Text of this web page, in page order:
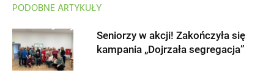
PODOBNE ARTYKUŁY
Seniorzy w akcji! Zakończyła się
kampania „Dojrzała segregacja”